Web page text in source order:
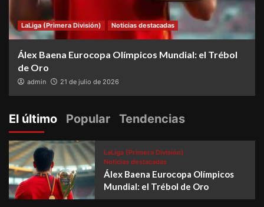
LaLiga (Primera División) Noticias destacadas
Álex Baena Eurocopa Olímpicos Mundial: el Trébol
de Oro
admin 21 de julio de 2026
El último Popular Tendencias
LaLiga (Primera División)
Noticias destacadas
Álex Baena Eurocopa Olímpicos
Mundial: el Trébol de Oro